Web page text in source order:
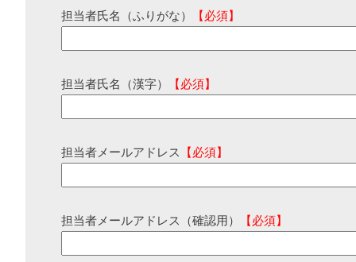
担当者氏名（ふりがな） 【必須】
担当者氏名（漢字） 【必須】
担当者メールアドレス 【必須】
担当者メールアドレス（確認用） 【必須】